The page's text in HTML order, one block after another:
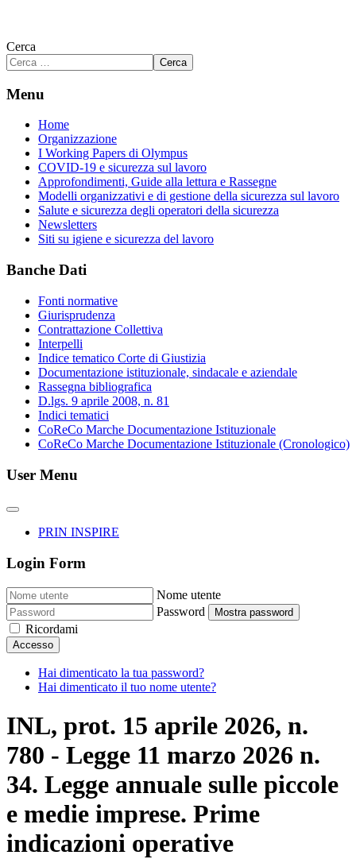
Cerca
Cerca
Menu
Home
Organizzazione
I Working Papers di Olympus
COVID-19 e sicurezza sul lavoro
Approfondimenti, Guide alla lettura e Rassegne
Modelli organizzativi e di gestione della sicurezza sul lavoro
Salute e sicurezza degli operatori della sicurezza
Newsletters
Siti su igiene e sicurezza del lavoro
Banche Dati
Fonti normative
Giurisprudenza
Contrattazione Collettiva
Interpelli
Indice tematico Corte di Giustizia
Documentazione istituzionale, sindacale e aziendale
Rassegna bibliografica
D.lgs. 9 aprile 2008, n. 81
Indici tematici
CoReCo Marche Documentazione Istituzionale
CoReCo Marche Documentazione Istituzionale (Cronologico)
User Menu
PRIN INSPIRE
Login Form
Nome utente
Password
Mostra password
Ricordami
Accesso
Hai dimenticato la tua password?
Hai dimenticato il tuo nome utente?
INL, prot. 15 aprile 2026, n.
780 - Legge 11 marzo 2026 n.
34. Legge annuale sulle piccole
e medie imprese. Prime
indicazioni operative